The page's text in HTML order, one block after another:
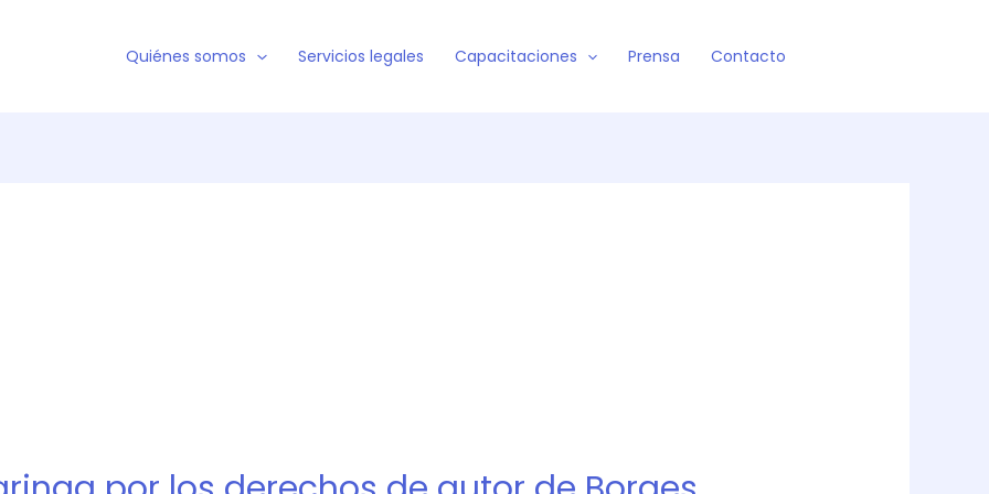
Quiénes somos Servicios legales Capacitaciones Prensa Contacto